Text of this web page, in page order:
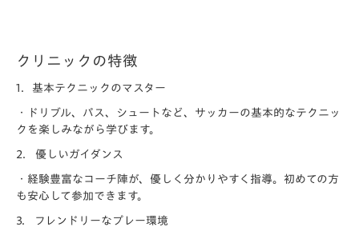
クリニックの特徴
1．基本テクニックのマスター
・ドリブル、パス、シュートなど、サッカーの基本的なテクニッ
クを楽しみながら学びます。
2. 優しいガイダンス
・経験豊富なコーチ陣が、優しく分かりやすく指導。初めての方
も安心して参加できます。
3. フレンドリーなプレー環境